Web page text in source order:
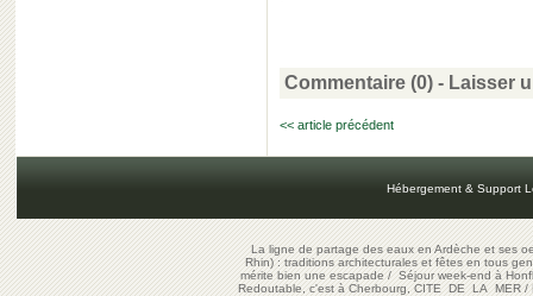
Commentaire (0) - Laisser
<< article précédent
Hébergement & Support
La ligne de partage des eaux en Ardèche et ses
Rhin) : traditions architecturales et fêtes en tous
mérite bien une escapade/Séjour week-end à
Redoutable, c'est à Cherbourg, CITE DE LA MER/